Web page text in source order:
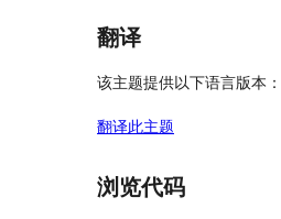
翻译
该主题提供以下语言版本：
翻译此主题
浏览代码